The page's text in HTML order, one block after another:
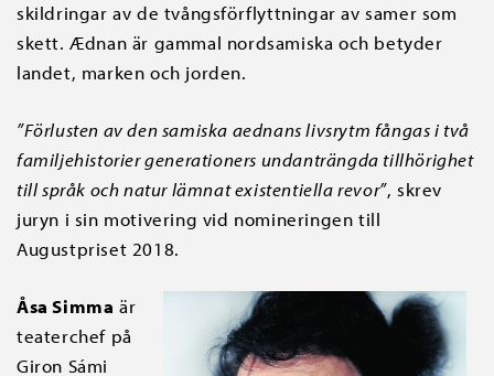
skildringar av de tvångsförflyttningar av samer som
skett. Ædnan är gammal nordsamiska och betyder
landet, marken och jorden.
”Förlusten av den samiska aednans livsrytm fångas i två
familjehistorier generationers undanträngda tillhörighet
till språk och natur lämnat existentiella revor”, skrev
juryn i sin motivering vid nomineringen till
Augustpriset 2018.
Åsa Simma är
teaterchef på
Giron Sámi